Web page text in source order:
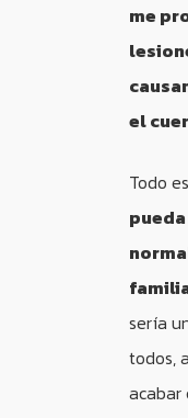
me
el
Todo
sería
todos,
acabar